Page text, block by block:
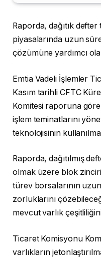
Raporda, dağıtık
piyasalarında uzun
çözümüne yardımcı
Emtia Vadeli İşlemler
Kasım tarihli CFTC
Komitesi raporuna
işlem teminatlarını
teknolojisinin
Raporda, dağıtılmış
olmak üzere blok
türev borsalarının
zorluklarını
mevcut varlık
Ticaret Komisyonu
varlıkların